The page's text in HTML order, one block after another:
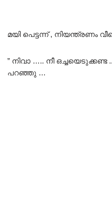
മയി പെട്ടന്ന് , നിയന്ത്രണം
” നിവാ ….. നീ ഒച്ചയെടുക്കണ്ട
പറഞ്ഞു …